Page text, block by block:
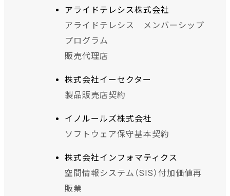
アライドテレシス株式会社
アライドテレシス メンバーシップ
プログラム
販売代理店
株式会社イーセクター
製品販売店契約
イノルールズ株式会社
ソフトウェア保守基本契約
株式会社インフォマティクス
空間情報システム（SIS）付加価値再
販業